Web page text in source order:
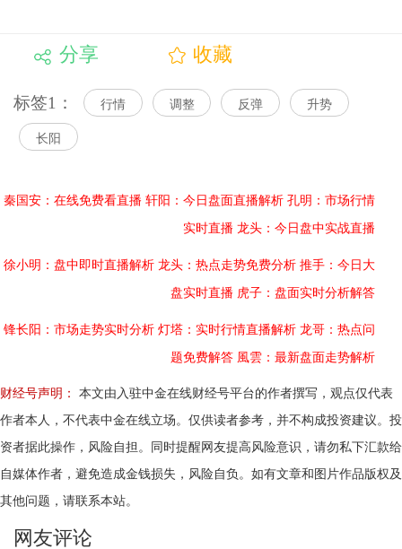
分享 收藏
标签1： 行情 调整 反弹 升势
长阳
秦国安：在线免费看直播 轩阳：今日盘面直播解析 孔明：市场行情
实时直播 龙头：今日盘中实战直播
徐小明：盘中即时直播解析 龙头：热点走势免费分析 推手：今日大
盘实时直播 虎子：盘面实时分析解答
锋长阳：市场走势实时分析 灯塔：实时行情直播解析 龙哥：热点问
题免费解答 風雲：最新盘面走势解析
财经号声明：
本文由入驻中金在线财经号平台的作者撰写，观点仅代表
作者本人，不代表中金在线立场。仅供读者参考，并不构成投资建议。投
资者据此操作，风险自担。同时提醒网友提高风险意识，请勿私下汇款给
自媒体作者，避免造成金钱损失，风险自负。如有文章和图片作品版权及
其他问题，请联系本站。